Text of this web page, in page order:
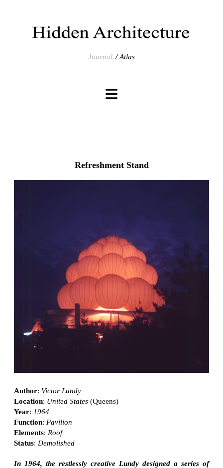
Journal Atlas
Refreshment Stand
Author: Victor Lundy
Location: United States (Queens)
Year: 1964
Function: Pavilion
Elements: Roof
Status: Demolished
In 1964, the restlessly creative Lundy designed a series of